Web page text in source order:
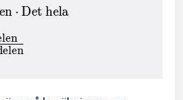
⋅ Det hela